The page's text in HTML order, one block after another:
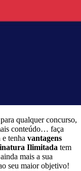
qualquer concurso,
conteúdo… faça
tenha vantagens
Ilimitada tem
mais a sua
seu maior objetivo!